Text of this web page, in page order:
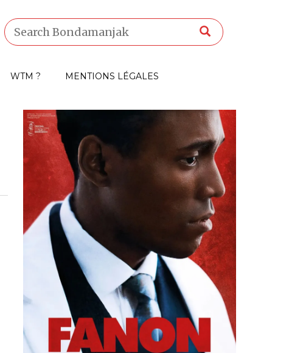
WTM ? MENTIONS LÉGALES